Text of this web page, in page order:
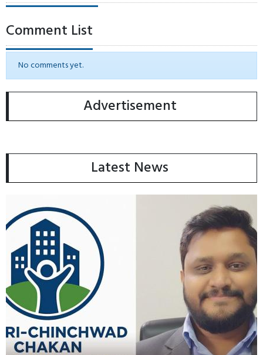
Comment List
No comments yet.
Advertisement
Latest News